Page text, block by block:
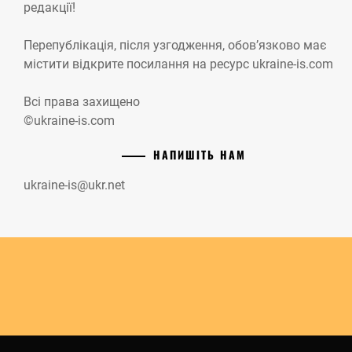
редакції!
Перепублікація, після узгодження, обов’язково має
містити відкрите посилання на ресурс ukraine-is.com
Всі права захищено
©ukraine-is.com
НАПИШІТЬ НАМ
ukraine-is@ukr.net